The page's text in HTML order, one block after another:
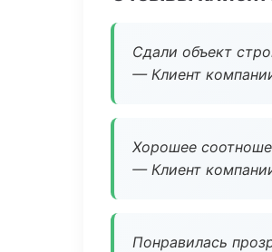
Сдали объект
— Клиент
Хорошее
— Клиент
Понравилась